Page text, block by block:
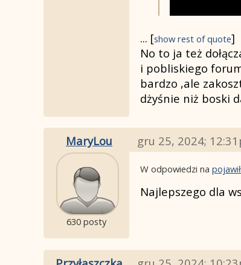
... [show rest of quote]
No to ja też
i pobliskiego
bardzo ,ale
dżyśnie niż boski
MaryLou gru 25, 2024;
630 posty
W odpowiedzi na
Najlepszego dla